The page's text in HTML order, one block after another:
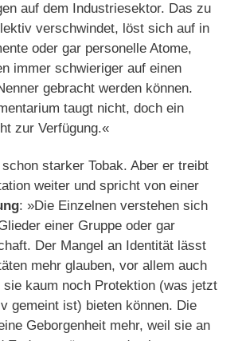
auf dem Industriesektor. Das zu
verschwindet, löst sich auf in
oder gar personelle Atome,
immer schwieriger auf einen
gebracht werden können.
taugt nicht, doch ein
zur Verfügung.«
starker Tobak. Aber er treibt
weiter und spricht von einer
: »Die Einzelnen verstehen sich
einer Gruppe oder gar
Der Mangel an Identität lässt
mehr glauben, vor allem auch
sie kaum noch Protektion (was jetzt
gemeint ist) bieten können. Die
Geborgenheit mehr, weil sie an